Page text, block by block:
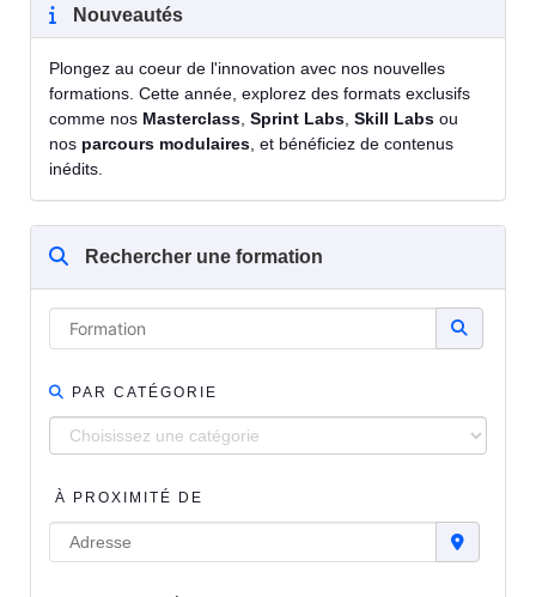
Nouveautés
Plongez au coeur de l'innovation avec nos nouvelles
formations. Cette année, explorez des formats exclusifs
comme nos Masterclass Sprint Labs Skill Labs ou
nos parcours modulaires , et bénéficiez de contenus
inédits.
Rechercher une formation
PAR CATÉGORIE
À PROXIMITÉ DE